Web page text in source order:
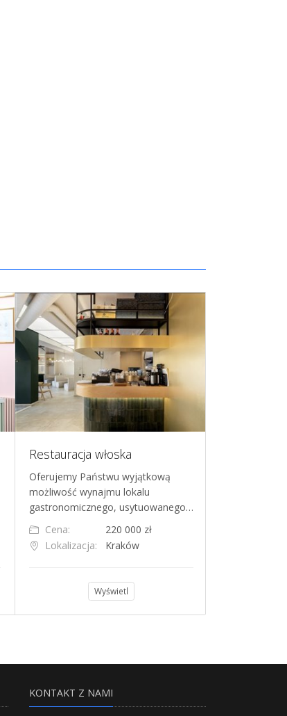
Restauracja włoska
Oferujemy Państwu wyjątkową
możliwość wynajmu lokalu
gastronomicznego, usytuowanego…
Cena:
220 000 zł
Lokalizacja:
Kraków
Wyświetl
KONTAKT Z NAMI